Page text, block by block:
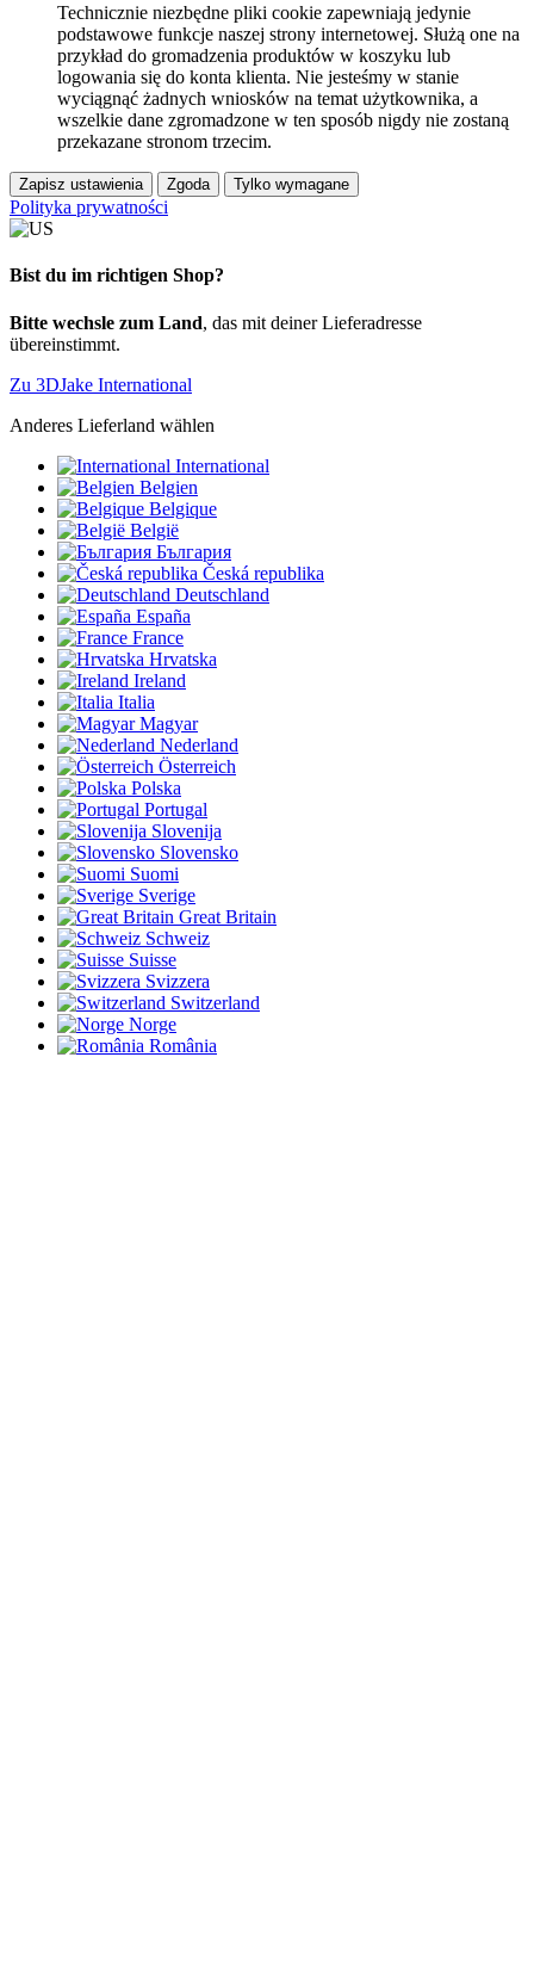
Technicznie niezbędne pliki cookie zapewniają jedynie
podstawowe funkcje naszej strony internetowej. Służą one na
przykład do gromadzenia produktów w koszyku lub
logowania się do konta klienta. Nie jesteśmy w stanie
wyciągnąć żadnych wniosków na temat użytkownika, a
wszelkie dane zgromadzone w ten sposób nigdy nie zostaną
przekazane stronom trzecim.
Zapisz ustawienia Zgoda Tylko wymagane
Polityka prywatności
Bist du im richtigen Shop?
Bitte wechsle zum Land, das mit deiner Lieferadresse
übereinstimmt.
Zu 3DJake International
Anderes Lieferland wählen
International
Belgien
Belgique
België
България
Česká republika
Deutschland
España
France
Hrvatska
Ireland
Italia
Magyar
Nederland
Österreich
Polska
Portugal
Slovenija
Slovensko
Suomi
Sverige
Great Britain
Schweiz
Suisse
Svizzera
Switzerland
Norge
România